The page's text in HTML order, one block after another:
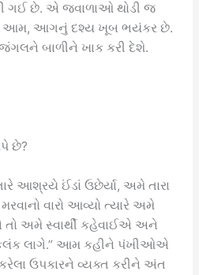
ગઈ છે. એ જ્વાળાઓ થોડી જ
આમ, આગનું દશ્ય ખૂબ ભયંકર છે.
બાળીને ખાક કરી દેશે.
છે?
આશ્રયે ઈંડાં ઉછેર્યા, અમે તારા
મરવાનો વારો આવ્યો ત્યારે અમે
અમે સ્વાર્થી કહેવાઈએ અને
કલંક લાગે.” આમ કહીને પંખીઓએ
કરેલા ઉપકારને વ્યક્ત કરીને અંત